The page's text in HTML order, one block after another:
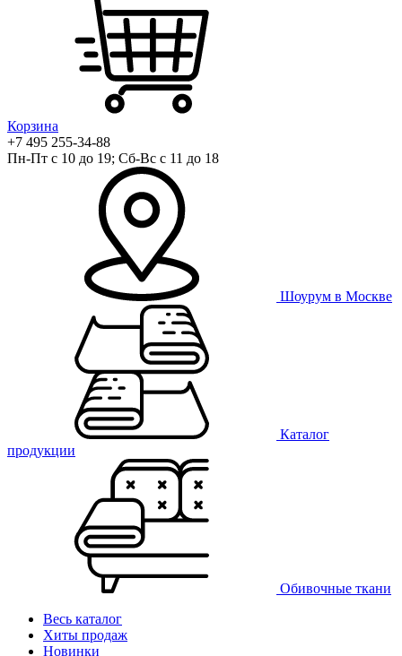
Корзина
+7 495 255-34-88
Пн-Пт с 10 до 19; Сб-Вс с 11 до 18
Шоурум в Москве
Каталог
продукции
Обивочные ткани
Весь каталог
Хиты продаж
Новинки